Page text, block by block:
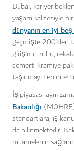
Dubai, kariyer
yaşam kalitesiyle
dünyanın en iyi
geçmişte 200'den
girişimci ruhu,
cömert ikramiye
taşınmayı tercih
İş piyasası aynı
Bakanlığı
standartlara, iş
da bilinmektedir.
muamelenin